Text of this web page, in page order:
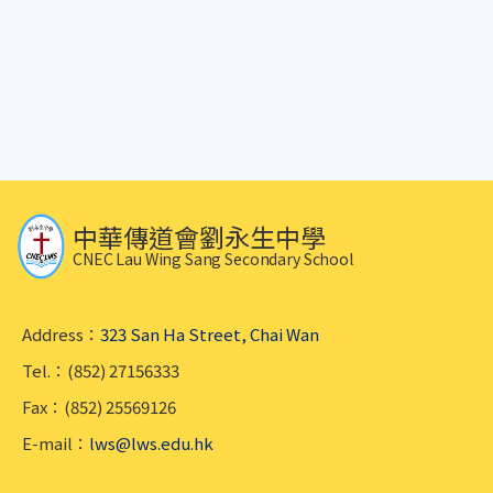
中華傳道會劉永生中學
CNEC Lau Wing Sang Secondary School
Address： 323 San Ha Street, Chai Wan
Tel.：(852) 27156333
Fax：(852) 25569126
E-mail： lws@lws.edu.hk